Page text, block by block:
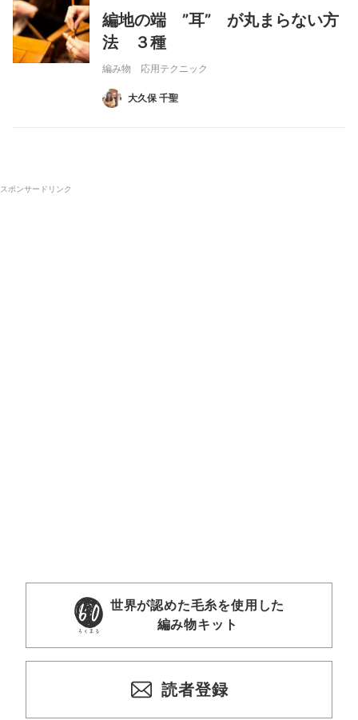
編地の端 ”耳” が丸まらない方
法 ３種
編み物 応用テクニック
大久保 千聖
スポンサードリンク
世界が認めた毛糸を使用した
編み物キット
読者登録